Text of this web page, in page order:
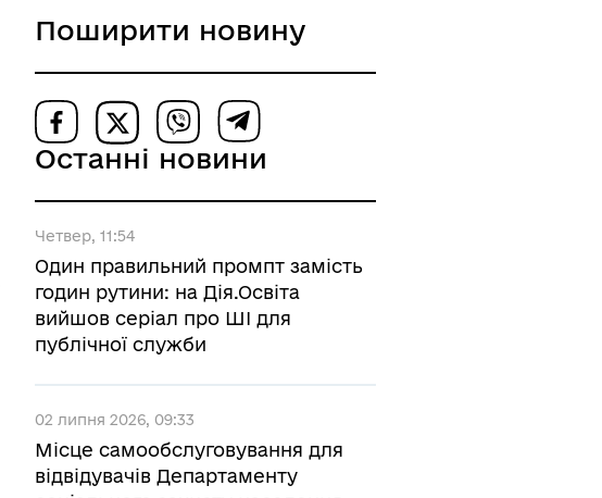
Поширити новину
Останні новини
Четвер, 11:54
Один правильний промпт замість
годин рутини: на Дія.Освіта
вийшов серіал про ШІ для
публічної служби
02 липня 2026, 09:33
Місце самообслуговування для
відвідувачів Департаменту